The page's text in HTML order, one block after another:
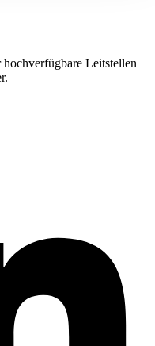
Leitstellen